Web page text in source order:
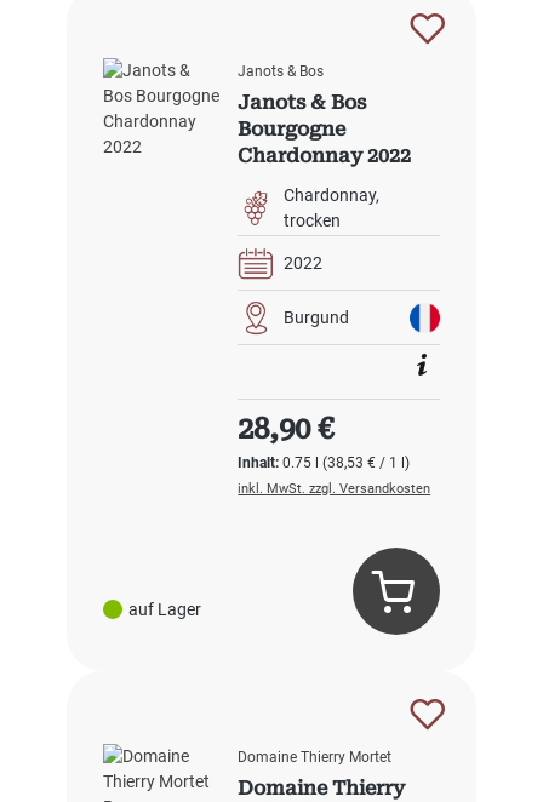
auf Lager
Janots & Bos
Janots & Bos
Bourgogne
Chardonnay 2022
Chardonnay
trocken
2022
Burgund
Inhalt:0.75 l(38,53 € / 1 l)
Regulärer Preis:
28,90 €
inkl. MwSt. zzgl. Versandkosten
Domaine Thierry Mortet
Domaine Thierry